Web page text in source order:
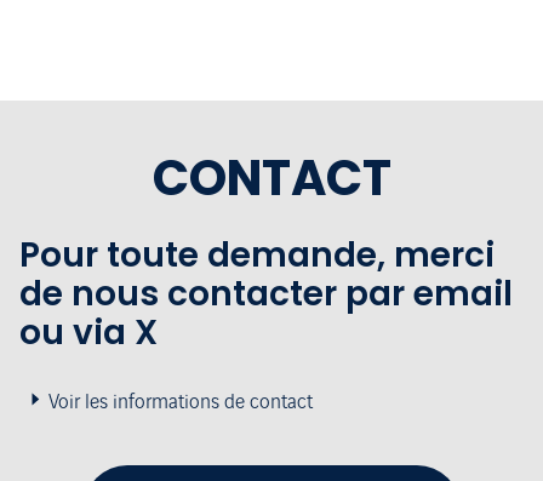
CONTACT
Pour toute demande, merci
de nous contacter par email
ou via X
Voir les informations de contact